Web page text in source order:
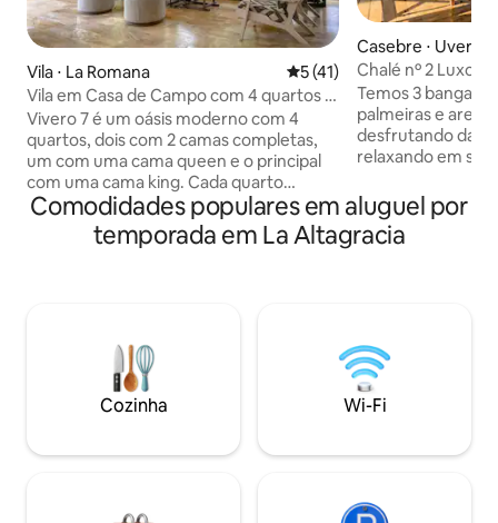
Vila ⋅ La Romana 5 de uma avaliação média
5 (41)
Vila em Casa de Campo com 4 quartos e
piscina.
Vivero 7 é um oásis moderno com 4
quartos, dois com 2 camas completas,
um com uma cama queen e o principal
com uma cama king. Cada quarto
equipado com um novo AC e uma TV de
tela plana, Wi-Fi, armário e seu próprio
banheiro. A casa tem um ar
jardim exuberante para que os
hóspedes possam desfrutar. A 3
minutos de carro da praia de minitas, a 7
minutos da marina e chavon. Equipe em
doméstica/cozinheiro) incluída.
Casebre ⋅ Uvero
ro - Punta Cana
Chalé nº 2 Luxo
Jacuzzi
Temos 3
palmeiras e areia. Passe seus dias
desfrutando da
relaxando em
Mobiliário de luxo,
privativa no seu terraço.
golfe gratuito com
armários e na
preparar como quiser.
móvel,
espreguiçadeiras
Comodidades populares em aluguel por
temporada em La Altagracia
Cozinha Wi-Fi